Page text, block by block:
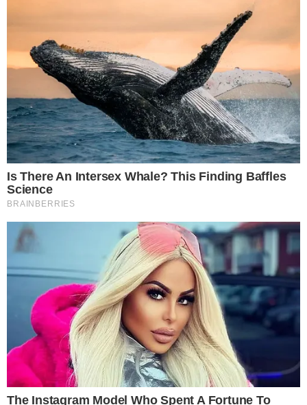
มากเกินไป จากนั้นเอาเสื้อที่สีตกลงต้ม ประมาณ 5 นาที แล้วเอาไป
วักตามปกติ จะเห็นได้อย่ างชัดเจนเลยว่า สีที่ตกได้หายไปพร้อม
น้ำส้มสายชูแล้ว